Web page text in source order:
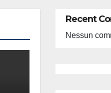
Recent
Nessun